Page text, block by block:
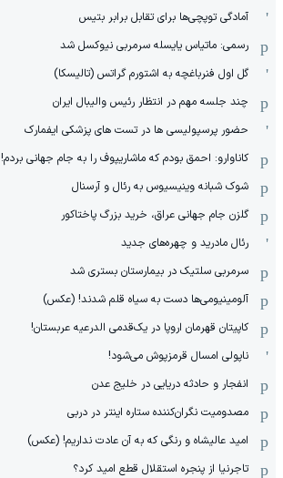
آمادگی توپچی‌ها برای تقابل برابر بتیس
رسمی: ماتیاس یایسله سرمربی نیوکسل شد
گل اول فنرباغچه به اشتورم گراتس (تالیسکا)
چند جلسه مهم در انتظار رئیس والیبال ایران
حضور پرسپولیسی ها در تست های پزشکی ایفمارک
کاناوارو: احمق بودم که ماشاریپوف را به جام جهانی بردم!
شوک شبانه وینیسیوس به رئال و آرسنال
گلزن جام جهانی عراق، خرید بزرگ پاختاکور
رئال مادرید و چهره‌های جدید
سرمربی سلتیک در بیمارستان بستری شد
آلومینیومی‌ها دست به سیاه قلم شدند! (عکس)
کاپیتان قهرمان اروپا در یک‌قدمی الدرعیه عربستان!
ناپولی امسال قرمزپوش می‌شود!
انفجار و حادثه دریایی در خلیج عدن
مصدومیت نگران‌کننده ستاره اینتر در دربی
امید عالیشاه و رنگی که به آن عادت نداریم! (عکس)
تاجرنیا از پنجره استقلال قطع امید کرد؟